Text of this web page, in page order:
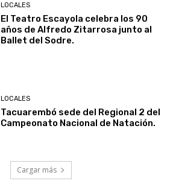
LOCALES
El Teatro Escayola celebra los 90
años de Alfredo Zitarrosa junto al
Ballet del Sodre.
LOCALES
Tacuarembó sede del Regional 2 del
Campeonato Nacional de Natación.
Cargar más